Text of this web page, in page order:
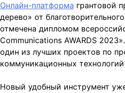
Онлайн-платформа грантовой
дерево» от
отмечена дипломом
Communications AWARDS
один из лучших проектов по
коммуникационных
Новый удобный инструмент